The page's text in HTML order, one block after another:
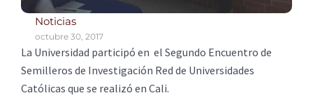
Noticias
octubre 30, 2017
La Universidad participó en el Segundo Encuentro de
Semilleros de Investigación Red de Universidades
Católicas que se realizó en Cali.